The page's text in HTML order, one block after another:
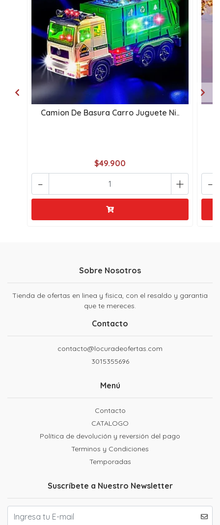
Camion De Basura Carro Juguete Ni..
$49.900
+
- -
Sobre Nosotros
Tienda de ofertas en linea y fisica, con el resaldo y garantia
que te mereces.
Contacto
contacto@locuradeofertas.com
3015355696
Menú
Contacto
CATALOGO
Política de devolución y reversión del pago
Terminos y Condiciones
Temporadas
Suscríbete a Nuestro Newsletter